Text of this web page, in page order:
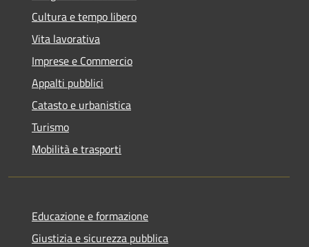
Cultura e tempo libero
Vita lavorativa
Imprese e Commercio
Appalti pubblici
Catasto e urbanistica
Turismo
Mobilità e trasporti
Educazione e formazione
Giustizia e sicurezza pubblica